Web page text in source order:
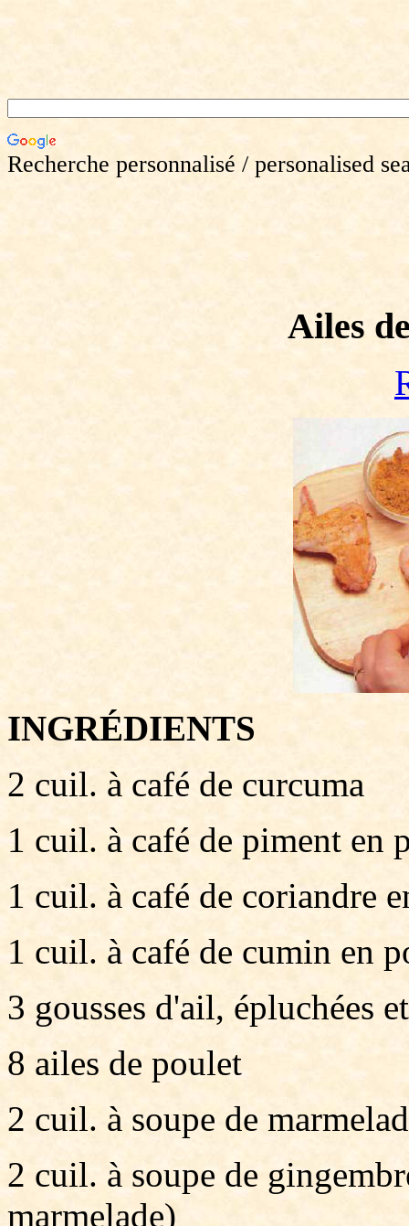
Recherche personnalisé / personalised
Ailes
INGRÉDIENTS
2 cuil. à café de curcuma
1 cuil. à café de piment en
1 cuil. à café de coriandre
1 cuil. à café de cumin en
3 gousses d'ail, épluchées
8 ailes de poulet
2 cuil. à soupe de
2 cuil. à soupe de
marmelade)